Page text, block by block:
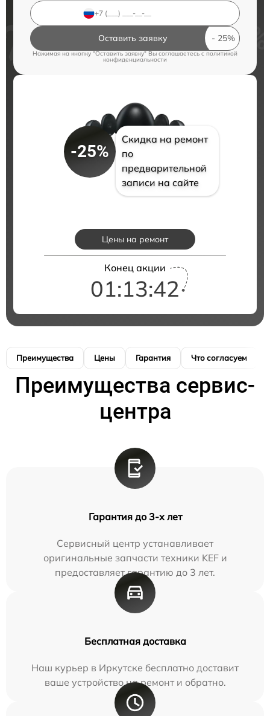
Оставить заявку
Нажимая на кнопку "Оставить заявку" Вы соглашаетесь cполитикой
конфиденциальности
-25%
Скидка на ремонт
по
предварительной
записи на сайте
Цены на ремонт
Конец акции
01:13:41
Преимущества Цены Гарантия Что согласуем
Преимущества сервис-
центра
Гарантия до 3-х лет
Сервисный центр устанавливает
оригинальные запчасти техники KEF и
предоставляет гарантию до 3 лет.
Бесплатная доставка
Наш курьер в Иркутске бесплатно доставит
ваше устройство на ремонт и обратно.